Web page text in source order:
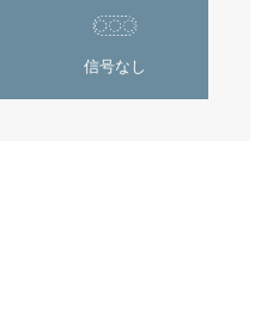
信号なし